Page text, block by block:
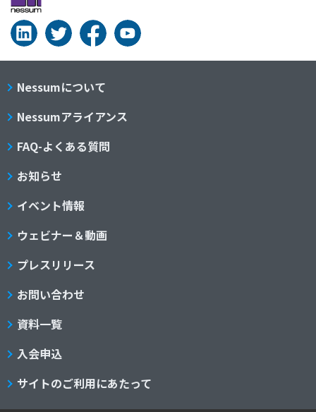
Nessumについて
Nessumアライアンス
FAQ-よくある質問
お知らせ
イベント情報
ウェビナー＆動画
プレスリリース
お問い合わせ
資料一覧
入会申込
サイトのご利用にあたって